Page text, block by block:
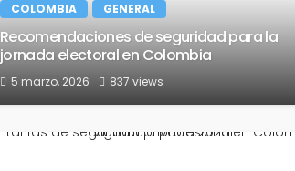
COLOMBIA GENERAL
Recomendaciones de seguridad para la
jornada electoral en Colombia
5 marzo, 2026 837 views